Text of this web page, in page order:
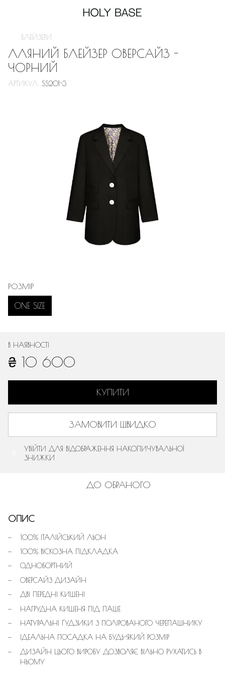
БЛЕЙЗЕРИ
ЛЛЯНИЙ БЛЕЙЗЕР ОВЕРСАЙЗ -
ЧОРНИЙ
АРТИКУЛ: SS201-3
РОЗМІР
ONE SIZE
В НАЯВНОСТІ
₴ 10 600
КУПИТИ
ЗАМОВИТИ ШВИДКО
УВІЙТИ ДЛЯ ВІДОБРАЖЕННЯ НАКОПИЧУВАЛЬНОЇ
ЗНИЖКИ
ДО ОБРАНОГО
ОПИС
100% ІТАЛІЙСЬКИЙ ЛЬОН
100% ВІСКОЗНА ПІДКЛАДКА
ОДНОБОРТНИЙ
ОВЕРСАЙЗ ДИЗАЙН
ДВІ ПЕРЕДНІ КИШЕНІ
НАГРУДНА КИШЕНЯ ПІД ПАШЕ
НАТУРАЛЬНІ ҐУДЗИКИ З ПОЛІРОВАНОГО ЧЕРЕПАШНИКУ
ІДЕАЛЬНА ПОСАДКА НА БУДЬ-ЯКИЙ РОЗМІР
ДИЗАЙН ЦЬОГО ВИРОБУ ДОЗВОЛЯЄ ВІЛЬНО РУХАТИСЬ В
НЬОМУ